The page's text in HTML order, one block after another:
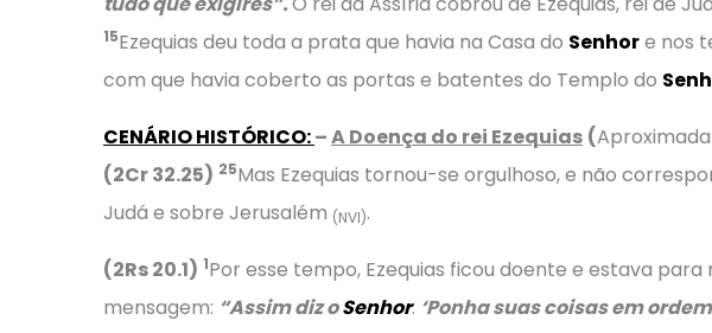
15Ezequias deu toda a prata que havia na Casa do Senhore nos
com que havia coberto as portas e batentes do Templo do
CENÁRIO HISTÓRICO:–A Doença do rei Ezequias (
(2Cr 32.25) 25Mas Ezequias tornou-se orgulhoso, e não
Judá e sobre Jerusalém (NVI).
(2Rs 20.1) 1Por esse tempo, Ezequias ficou doente e estava
mensagem: “Assim diz oSenhor: ‘Ponha suas coisas em